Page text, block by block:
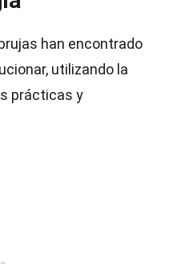
han encontrado
utilizando la
prácticas y